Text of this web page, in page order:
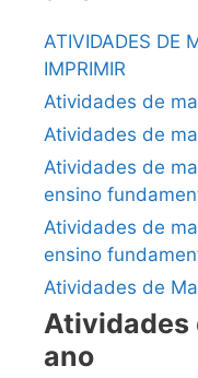
ATIVIDADES DE
IMPRIMIR
Atividades de
Atividades de
Atividades de
ensino
Atividades de
ensino
Atividades de
Atividades
ano